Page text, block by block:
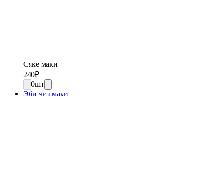
Сяке маки
240₽
0шт
Эби чиз маки